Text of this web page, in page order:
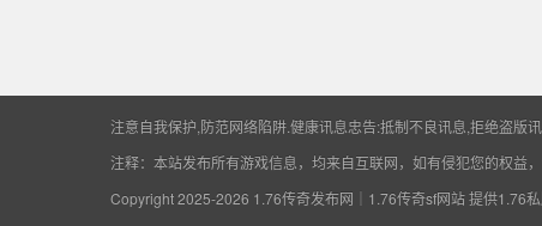
供1.76私服开区资
注意自我保护,防范网络陷阱.健康讯息忠告:抵制不良讯息,拒绝盗版
注释：本站发布所有游戏信息，均来自互联网，如有侵犯您的权益
Copyright 2025-2026 1.76传奇发布网｜1.76传奇sf网站 提供1.76